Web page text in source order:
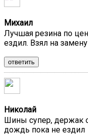
Михаил
Лучшая резина по
ездил. Взял на
ответить
Николай
Шины супер, держак
дождь пока не ездил